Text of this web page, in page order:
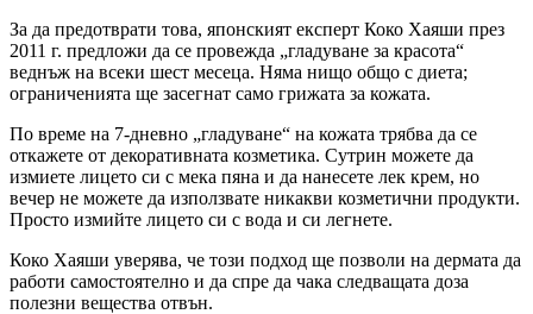
За да предотврати това, японският експерт Коко Хаяши през
2011 г. предложи да се провежда „гладуване за красота“
веднъж на всеки шест месеца. Няма нищо общо с диета;
ограниченията ще засегнат само грижата за кожата.
По време на 7-дневно „гладуване“ на кожата трябва да се
откажете от декоративната козметика. Сутрин можете да
измиете лицето си с мека пяна и да нанесете лек крем, но
вечер не можете да използвате никакви козметични продукти.
Просто измийте лицето си с вода и си легнете.
Коко Хаяши уверява, че този подход ще позволи на дермата да
работи самостоятелно и да спре да чака следващата доза
полезни вещества отвън.